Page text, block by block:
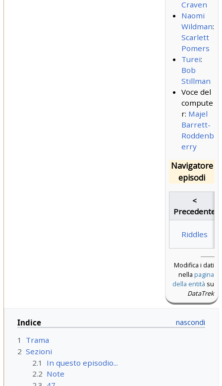
Craven
Naomi
Wildman:
Scarlett
Pomers
Turei:
Bob
Stillman
Voce del
compute
r: Majel
Barrett-
Roddenb
erry
Navigatore
episodi
<
Precedente
Riddles
Modifica i dati
nella pagina
della entità su
DataTrek
Indice
1
Trama
2 Sezioni
2.1
In questo episodio...
2.2 Note